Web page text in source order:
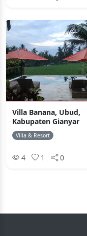
Villa Banana, Ubud,
Kabupaten Gianyar
Villa & Resort
4 1 0